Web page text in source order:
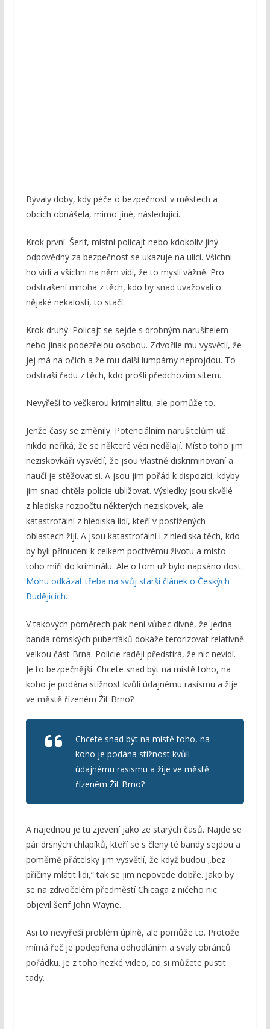
Bývaly doby, kdy péče o bezpečnost v městech a
obcích obnášela, mimo jiné, následující.
Krok první. Šerif, místní policajt nebo kdokoliv jiný
odpovědný za bezpečnost se ukazuje na ulici. Všichni
ho vidí a všichni na něm vidí, že to myslí vážně. Pro
odstrašení mnoha z těch, kdo by snad uvažovali o
nějaké nekalosti, to stačí.
Krok druhý. Policajt se sejde s drobným narušitelem
nebo jinak podezřelou osobou. Zdvořile mu vysvětlí, že
jej má na očích a že mu další lumpárny neprojdou. To
odstraší řadu z těch, kdo prošli předchozím sítem.
Nevyřeší to veškerou kriminalitu, ale pomůže to.
Jenže časy se změnily. Potenciálním narušitelům už
nikdo neříká, že se některé věci nedělají. Místo toho jim
neziskovkáři vysvětlí, že jsou vlastně diskriminovaní a
naučí je stěžovat si. A jsou jim pořád k dispozici, kdyby
jim snad chtěla policie ubližovat. Výsledky jsou skvělé
z hlediska rozpočtu některých neziskovek, ale
katastrofální z hlediska lidí, kteří v postižených
oblastech žijí. A jsou katastrofální i z hlediska těch, kdo
by byli přinuceni k celkem poctivému životu a místo
toho míří do kriminálu. Ale o tom už bylo napsáno dost.
Mohu odkázat třeba na svůj starší článek o Českých
Budějicích.
V takových poměrech pak není vůbec divné, že jedna
banda rómských puberťáků dokáže terorizovat relativně
velkou část Brna. Policie raději předstírá, že nic nevidí.
Je to bezpečnější. Chcete snad být na místě toho, na
koho je podána stížnost kvůli údajnému rasismu a žije
ve městě řízeném Žít Brno?
Chcete snad být na místě toho, na
koho je podána stížnost kvůli
údajnému rasismu a žije ve městě
řízeném Žít Brno?
A najednou je tu zjevení jako ze starých časů. Najde se
pár drsných chlapíků, kteří se s členy té bandy sejdou a
poměrně přátelsky jim vysvětlí, že když budou „bez
příčiny mlátit lidi,“ tak se jim nepovede dobře. Jako by
se na zdivočelém předměstí Chicaga z ničeho nic
objevil šerif John Wayne.
Asi to nevyřeší problém úplně, ale pomůže to. Protože
mírná řeč je podepřena odhodláním a svaly obránců
pořádku. Je z toho hezké video, co si můžete pustit
tady.